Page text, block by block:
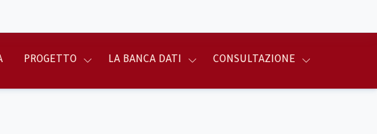
PROGETTO LA BANCA DATI CONSULTAZIONE